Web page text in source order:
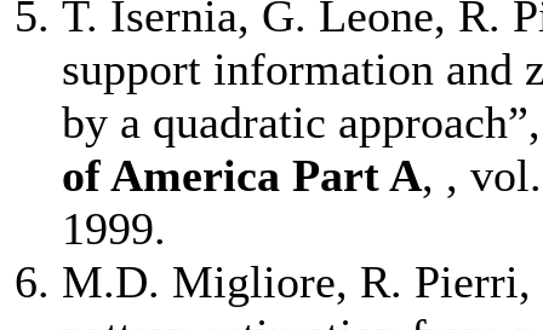
T. Isernia, G. Leone, R.
support information and
by a quadratic
of America Part A, ,
1999.
M.D. Migliore, R. Pierri,